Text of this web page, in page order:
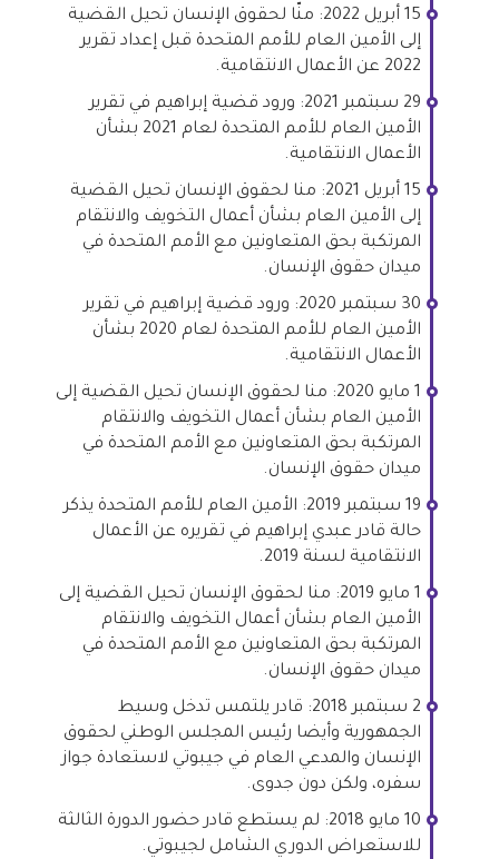
15 أبريل 2022: منّا لحقوق الإنسان تحيل القضية
إلى الأمين العام للأمم المتحدة قبل إعداد تقرير
2022 عن الأعمال الانتقامية.
29 سبتمبر 2021: ورود قضية إبراهيم في تقرير
الأمين العام للأمم المتحدة لعام 2021 بشأن
الأعمال الانتقامية.
15 أبريل 2021: منا لحقوق الإنسان تحيل القضية
إلى الأمين العام بشأن أعمال التخويف والانتقام
المرتكبة بحق المتعاونين مع الأمم المتحدة في
ميدان حقوق الإنسان.
30 سبتمبر 2020: ورود قضية إبراهيم في تقرير
الأمين العام للأمم المتحدة لعام 2020 بشأن
الأعمال الانتقامية.
1 مايو 2020: منا لحقوق الإنسان تحيل القضية إلى
الأمين العام بشأن أعمال التخويف والانتقام
المرتكبة بحق المتعاونين مع الأمم المتحدة في
ميدان حقوق الإنسان.
19 سبتمبر 2019: الأمين العام للأمم المتحدة يذكر
حالة قادر عبدي إبراهيم في تقريره عن الأعمال
الانتقامية لسنة 2019.
1 مايو 2019: منا لحقوق الإنسان تحيل القضية إلى
الأمين العام بشأن أعمال التخويف والانتقام
المرتكبة بحق المتعاونين مع الأمم المتحدة في
ميدان حقوق الإنسان.
2 سبتمبر 2018: قادر يلتمس تدخل وسيط
الجمهورية وأيضا رئيس المجلس الوطني لحقوق
الإنسان والمدعي العام في جيبوتي لاستعادة جواز
سفره، ولكن دون جدوى.
10 مايو 2018: لم يستطع قادر حضور الدورة الثالثة
للاستعراض الدوري الشامل لجيبوتي.